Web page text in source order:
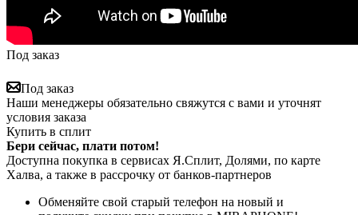
Под заказ
Под заказ
Наши менеджеры обязательно свяжутся с вами и уточнят
условия заказа
Купить в сплит
Бери сейчас, плати потом!
Доступна покупка в сервисах Я.Сплит, Долями, по карте
Халва, а также в рассрочку от банков-партнеров
Обменяйте свой старый телефон на новый и